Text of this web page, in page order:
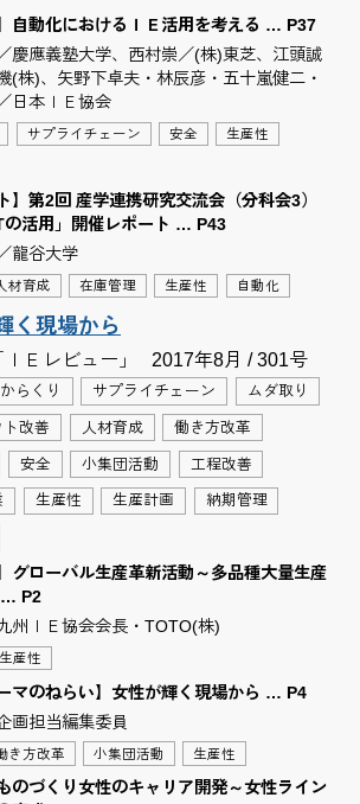
】自動化におけるＩＥ活用を考える … P37
慶應義塾大学、西村崇／(株)東芝、江頭誠
(株)、矢野下卓夫・林辰彦・五十嵐健二・
日本ＩＥ協会
サプライチェーン 安全 生産性
】第2回 産学連携研究交流会（分科会3）
の活用」開催レポート … P43
龍谷大学
材育成 在庫管理 生産性 自動化
く現場から
Ｅレビュー」 2017年8月 / 301号
からくり サプライチェーン ムダ取り
ト改善 人材育成 働き方改革
安全 小集団活動 工程改善
生産性 生産計画 納期管理
グローバル生産革新活動～多品種大量生産
… P2
州ＩＥ協会会長・TOTO(株)
生産性
ーマのねらい】女性が輝く現場から … P4
画担当編集委員
き方改革 小集団活動 生産性
のづくり女性のキャリア開発～女性ライン